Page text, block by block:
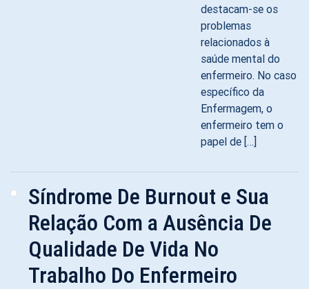
destacam-se os
problemas
relacionados à
saúde mental do
enfermeiro. No caso
específico da
Enfermagem, o
enfermeiro tem o
papel de […]
Síndrome De Burnout e Sua
Relação Com a Ausência De
Qualidade De Vida No
Trabalho Do Enfermeiro